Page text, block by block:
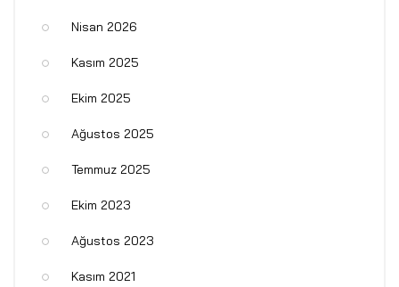
Nisan 2026
Kasım 2025
Ekim 2025
Ağustos 2025
Temmuz 2025
Ekim 2023
Ağustos 2023
Kasım 2021